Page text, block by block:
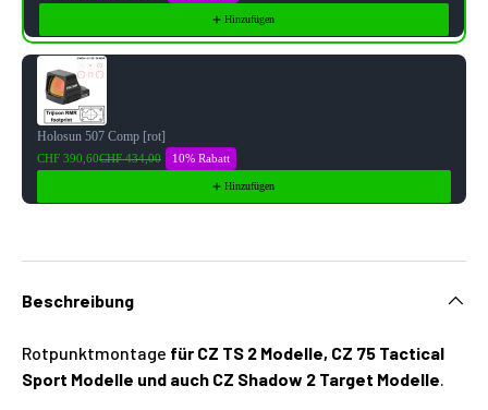
Hinzufügen
Holosun 507 Comp [rot]
CHF 390,60CHF 434,00 10% Rabatt
Hinzufügen
Beschreibung
Rotpunktmontage für CZ TS 2 Modelle, CZ 75 Tactical
Sport Modelle und auch CZ Shadow 2 Target Modelle